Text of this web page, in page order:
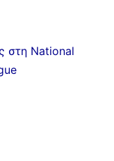
στη National